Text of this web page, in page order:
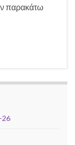
παρακάτω
26